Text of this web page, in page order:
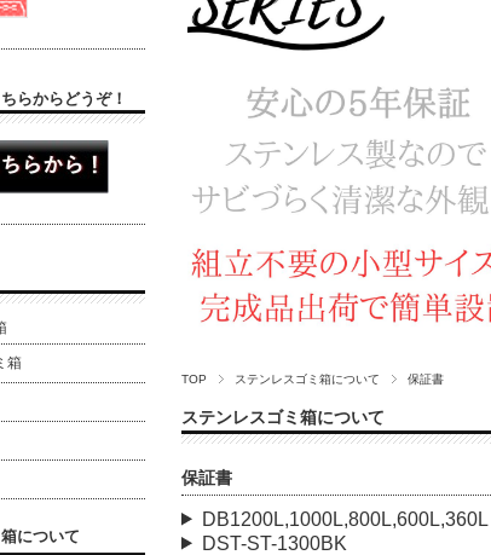
TOP ステンレスゴミ箱について 保証書
ステンレスゴミ箱について
保証書
DB1200L,1000L,800L,600L,360L
DST-ST-1300BK
らからどうぞ！
箱
について